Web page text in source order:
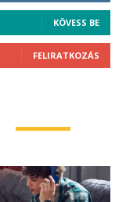
KÖVESS BE
FELIRATKOZÁS